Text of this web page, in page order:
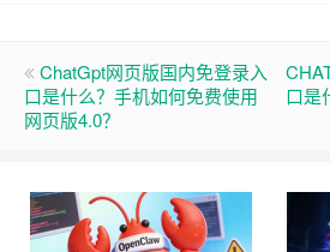
ChatGpt网页版国内免登录入
口是什么？手机如何免费使用
网页版4.0？
口是